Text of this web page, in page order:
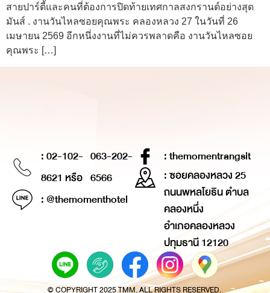
สายปาร์ตี้และคนที่ต้องการปิดท้ายเทศกาลสงกรานต์อย่างสุด
มันส์ . งานวันไหลซอยคุณพระ คลองหลวง 27 ในวันที่ 26
เมษายน 2569 อีกหนึ่งงานที่ไม่ควรพลาดคือ งานวันไหลซอย
คุณพระ […]
: 02-102-
8621 หรือ
063-202-
6566
: @themomenthotel
: themomentrangsit
: ซอยคลองหลวง 25
ถนนพหลโยธิน ตำบล
คลองหนึ่ง
อำเภอคลองหลวง
ปทุมธานี 12120
© COPYRIGHT 2025 TMM. ALL RIGHTS RESERVED.